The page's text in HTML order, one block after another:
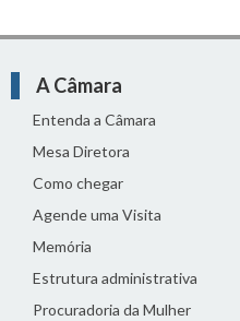
A Câmara
Entenda a Câmara
Mesa Diretora
Como chegar
Agende uma Visita
Memória
Estrutura administrativa
Procuradoria da Mulher